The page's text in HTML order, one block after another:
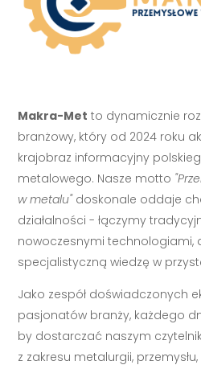
Makra-Met to dynamicznie
branżowy, który od 2024 roku
krajobraz informacyjny
metalowego. Nasze motto
w metalu"doskonale oddaje
działalności - łączymy
nowoczesnymi technologiami,
specjalistyczną wiedzę w
Jako zespół doświadczonych
pasjonatów branży, każdego
by dostarczać naszym
z zakresu metalurgii,